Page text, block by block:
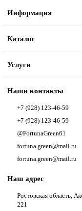
Информация
Каталог
Услуги
Наши контакты
+7 (928) 123-46-59
+7 (928) 123-46-59
@FortunaGreen61
fortuna.green@mail.ru
fortuna.green@mail.ru
Наш адрес
Ростовская область,
221